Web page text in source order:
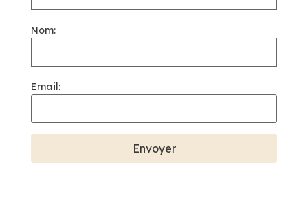
Nom:
Email: